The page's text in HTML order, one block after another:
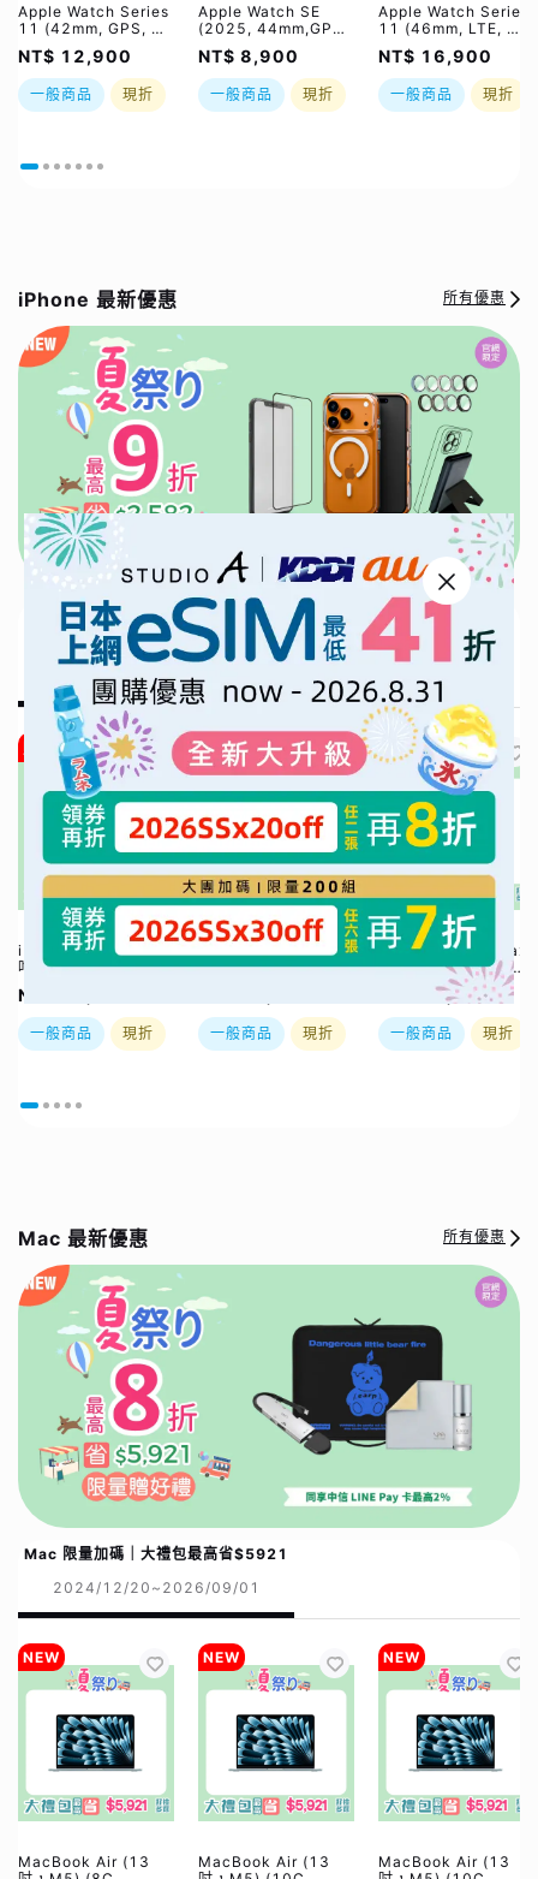
Apple Watch Series
11 (42mm, GPS, 鋁
金屬錶殼)｜大禮包最
高省$2882好禮四選
一｜夏祭り｜限時加贈
⚡️三合一無線充
NT$ 12,900
一般商品 現折
Apple Watch SE
(2025, 44mm,GPS,
鋁金屬錶殼)｜大禮包
最高省$2882好禮四
選一｜夏祭り｜限時加
贈⚡️三合一無線充
NT$ 8,900
一般商品 現折
Apple Watch Series
11 (46mm, LTE, 鋁
金屬錶殼)｜大禮包最
高省$2882好禮四選
一｜夏祭り｜限時加贈
⚡️三合一無線充｜預
購，預計1-3週出貨，
NT$ 16,900
一般商品 現折
iPhone 最新優惠 所有優惠
iPhone 最新優惠｜最高9折，現省$2,582｜夏祭り｜限時再加贈⚡️
三合一無線充
2025/09/17~2026/09/01
贈好禮
iPhone 17 Pro (6.3
吋/256GB) / 三色｜
大禮包最高省$2582
好禮四選一｜夏祭り｜
限時加贈⚡️三合一無
線充
NT$ 39,900
一般商品 現折
贈好禮
iPhone 17 Pro (6.3
吋/512GB) / 三色｜
好禮四選一｜夏祭り｜
限時加贈⚡️三合一無
線充｜現貨或預購，實
際依原廠到貨時間為準
一般商品 現折
贈好禮
iPhone 17 Pro Max
(6.9吋/256GB) / 三
色｜大禮包最高省
$2582好禮四選一｜
夏祭り｜限時加贈⚡️
三合一無線充
NT$ 44,900
一般商品 現折
Mac 最新優惠 所有優惠
Mac 限量加碼｜大禮包最高省$5921
2024/12/20~2026/09/01
NEW
MacBook Air (13
NEW
MacBook Air (13
NEW
MacBook Air (13